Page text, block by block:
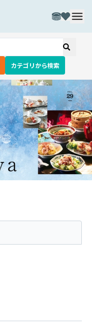
カテゴリから検索